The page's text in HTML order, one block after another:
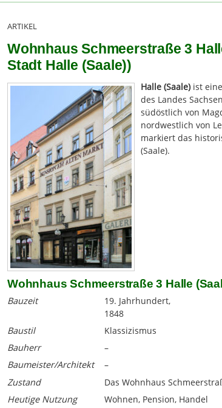
ARTIKEL
Wohnhaus Schmeerstraße 3
Stadt Halle (Saale))
Halle (Saale)ist
des Landes
südöstlich von
nordwestlich von
markiert das
(Saale).
Wohnhaus Schmeerstraße 3 Halle
Bauzeit
19. Jahrhundert,
1848
Baustil
Klassizismus
Bauherr
–
Baumeister/Architekt
–
Zustand
Das Wohnhaus
Heutige Nutzung
Wohnen, Pension, Handel